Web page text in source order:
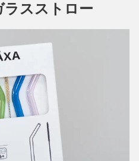
スストロー